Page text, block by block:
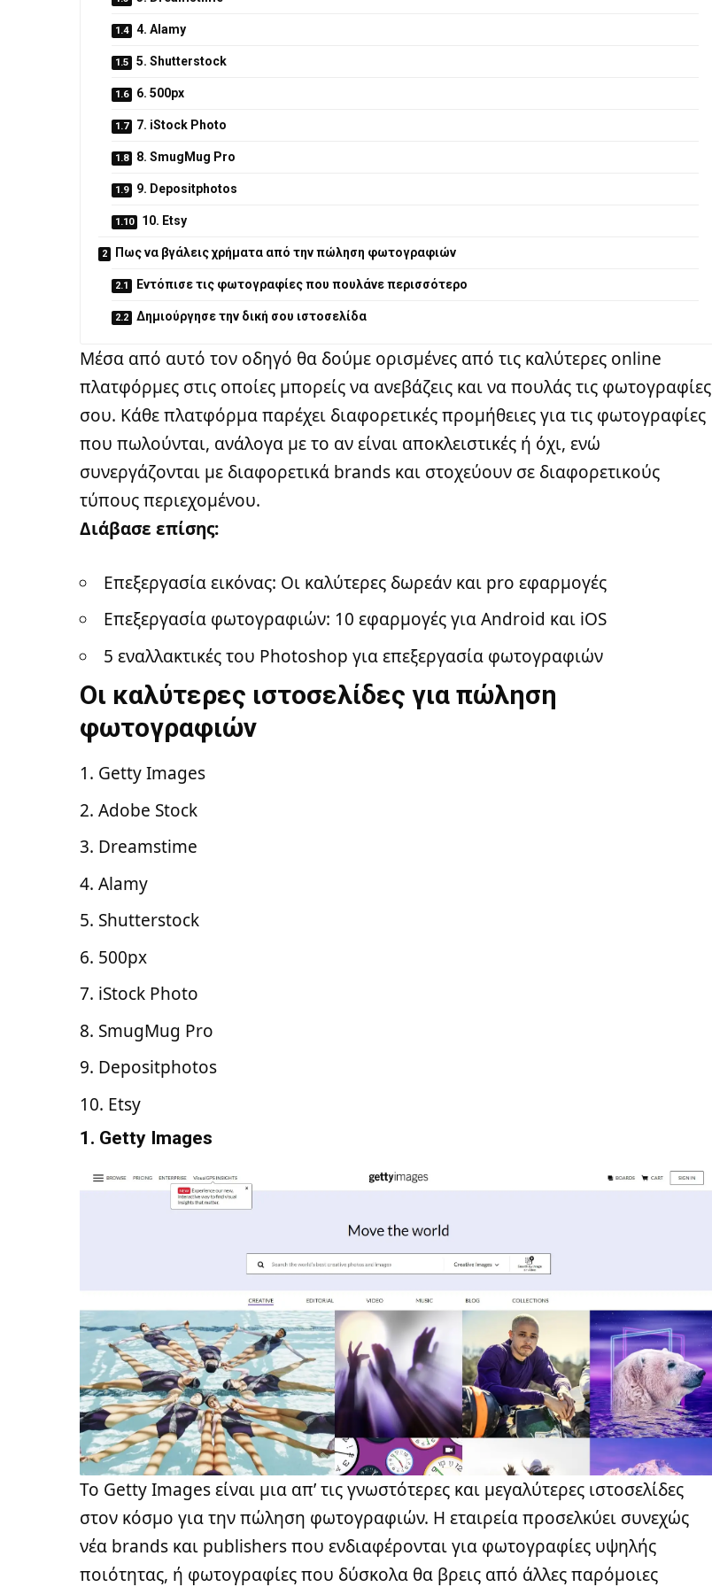
4. Alamy
5. Shutterstock
6. 500px
7. iStock Photo
8. SmugMug Pro
9. Depositphotos
10. Etsy
Πως να βγάλεις χρήματα από την πώληση φωτογραφιών
Εντόπισε τις φωτογραφίες που πουλάνε περισσότερο
Δημιούργησε την δική σου ιστοσελίδα
Μέσα από αυτό τον οδηγό θα δούμε ορισμένες από τις καλύτερες online
πλατφόρμες στις οποίες μπορείς να ανεβάζεις και να πουλάς τις φωτογραφίες
σου. Κάθε πλατφόρμα παρέχει διαφορετικές προμήθειες για τις φωτογραφίες
που πωλούνται, ανάλογα με το αν είναι αποκλειστικές ή όχι, ενώ
συνεργάζονται με διαφορετικά brands και στοχεύουν σε διαφορετικούς
τύπους περιεχομένου.
Διάβασε επίσης:
Επεξεργασία εικόνας: Οι καλύτερες δωρεάν και pro εφαρμογές
Επεξεργασία φωτογραφιών: 10 εφαρμογές για Android και iOS
5 εναλλακτικές του Photoshop για επεξεργασία φωτογραφιών
Οι καλύτερες ιστοσελίδες για πώληση
φωτογραφιών
Getty Images
Adobe Stock
Dreamstime
Alamy
Shutterstock
500px
iStock Photo
SmugMug Pro
Depositphotos
Etsy
1. Getty Images
Το Getty Imagesείναι μια απ’ τις γνωστότερες και μεγαλύτερες ιστοσελίδες
στον κόσμο για την πώληση φωτογραφιών. Η εταιρεία προσελκύει συνεχώς
νέα brands και publishers που ενδιαφέρονται για φωτογραφίες υψηλής
ποιότητας, ή φωτογραφίες που δύσκολα θα βρεις από άλλες παρόμοιες